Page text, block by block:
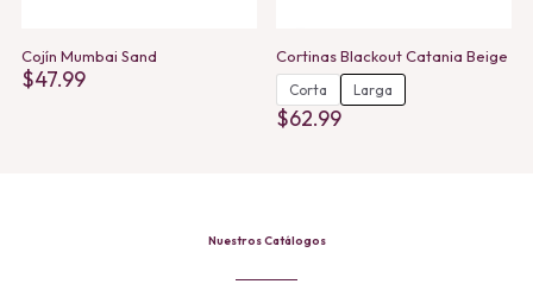
Cojín Mumbai Sand
$47.99
Cortinas Blackout Catania Beige
Corta Larga
$62.99
The
options
be
Nuestros Catálogos